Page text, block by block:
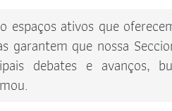
espaços ativos que
garantem que nossa
debates e avanços,